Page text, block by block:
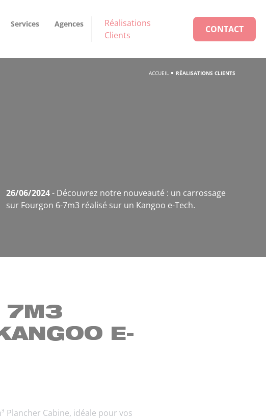
Services Agences
Réalisations
Clients
CONTACT
ACCUEIL RÉALISATIONS CLIENTS
26/06/2024- Découvrez notre nouveauté : un carrossage
sur Fourgon 6-7m3 réalisé sur un Kangoo e-Tech.
7M3
E-
Plancher Cabine, idéale pour vos